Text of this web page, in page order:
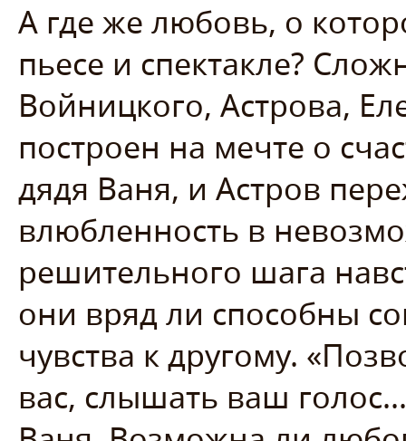
А где же любовь, о
пьесе и спектакле?
Войницкого, Астрова,
построен на мечте о
дядя Ваня, и Астров
влюбленность в
решительного шага
они вряд ли способны
чувства к другому.
вас, слышать ваш